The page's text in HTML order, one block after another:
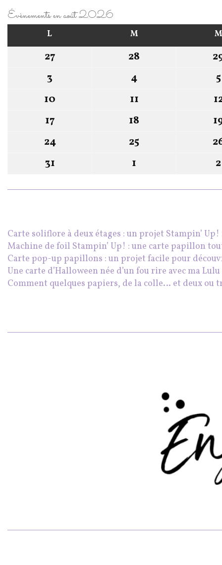
Évènements en août 2026
L M M
27 28
3
4
5
10
11
17
18
24
25
31
1 2
Carte soliflore à deux étages : un projet Stampin’
Machine de foil Stampin’ Up! : une carte papillon
Carte pop-up papillons : un projet facile pour
Une carte d’Halloween née d’un fou rire avec ma
Comment quelques papiers, de la colle… et deux ou